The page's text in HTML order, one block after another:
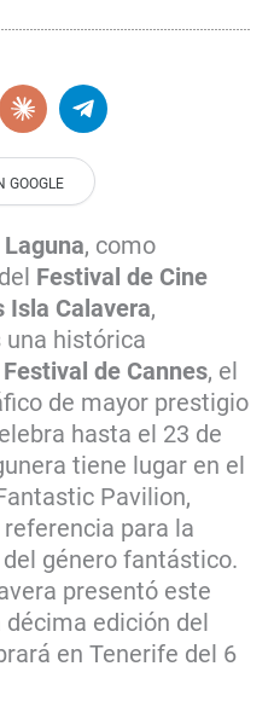
, como
Festival de Cine
Isla Calavera,
histórica
Festival de Cannes, el
de mayor prestigio
hasta el 23 de
tiene lugar en el
Pavilion,
para la
género fantástico.
presentó este
edición del
en Tenerife del 6